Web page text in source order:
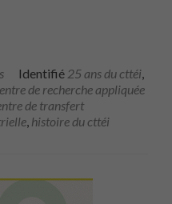
d’innovation en économie
Identifié 25 ans du cttéi,
de recherche appliquée
de transfert
, histoire du cttéi